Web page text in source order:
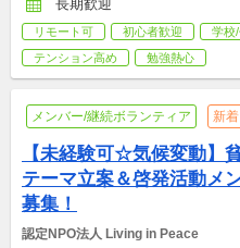
長期歓迎
リモート可 初心者歓迎
学校
テンション高め
勉強熱心
メンバー/継続ボランティア 新着
【未経験可☆気候変動】
テーマ立案＆啓発活動メ
募集！
認定NPO法人 Living in Peace